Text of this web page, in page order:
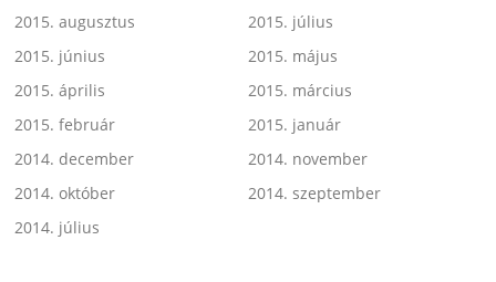
2015. augusztus
2015. július
2015. június
2015. május
2015. április
2015. március
2015. február
2015. január
2014. december
2014. november
2014. október
2014. szeptember
2014. július